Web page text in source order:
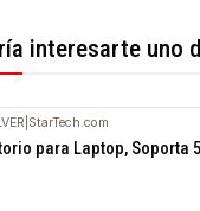
interesarte uno
StarTech.com
para Laptop, Soporta